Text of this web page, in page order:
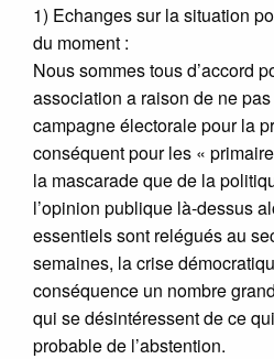
1) Echanges sur la situation
du moment :
Nous sommes tous d’accord
association a raison de ne
campagne électorale pour la
conséquent pour les «
la mascarade que de la
l’opinion publique là-dessus
essentiels sont relégués au
semaines, la crise
conséquence un nombre
qui se désintéressent de ce
probable de l’abstention.